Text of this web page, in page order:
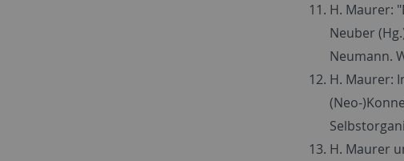
H. Maurer:
Neuber
Neumann.
H. Maurer:
(Neo-
H. Maurer